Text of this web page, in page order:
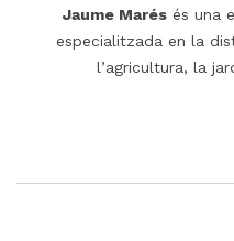
Jaume Marés és una
especialitzada en la
l’agricultura, la